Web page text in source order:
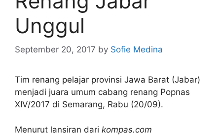
Unggul
September 20, 2017 by Sofie Medina
Tim renang pelajar provinsi Jawa Barat (Jabar)
menjadi juara umum cabang renang Popnas
XIV/2017 di Semarang, Rabu (20/09).
Menurut lansiran dari kompas.com